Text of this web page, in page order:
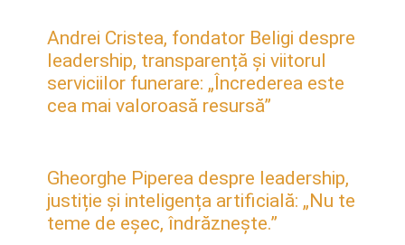
Andrei Cristea, fondator Beligi despre
leadership, transparență și viitorul
serviciilor funerare: „Încrederea este
cea mai valoroasă resursă”
Gheorghe Piperea despre leadership,
justiție și inteligența artificială: „Nu te
teme de eșec, îndrăznește.”